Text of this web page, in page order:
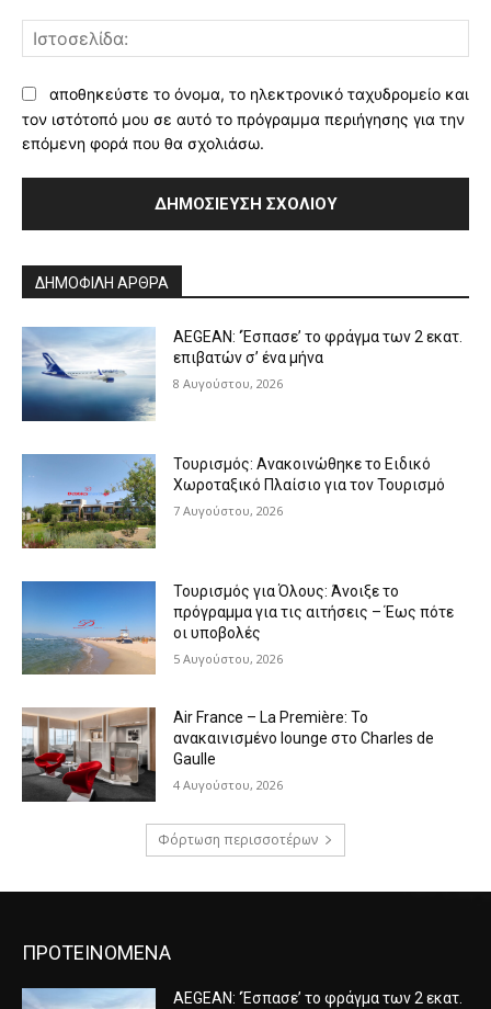
αποθηκεύστε το όνομα, το ηλεκτρονικό ταχυδρομείο και
τον ιστότοπό μου σε αυτό το πρόγραμμα περιήγησης για την
επόμενη φορά που θα σχολιάσω.
ΔΗΜΟΦΙΛΗ ΑΡΘΡΑ
AEGEAN: ‘Έσπασε’ το φράγμα των 2 εκατ.
επιβατών σ’ ένα μήνα
8 Αυγούστου, 2026
Τουρισμός: Ανακοινώθηκε το Ειδικό
Χωροταξικό Πλαίσιο για τον Τουρισμό
7 Αυγούστου, 2026
Τουρισμός για Όλους: Άνοιξε το
πρόγραμμα για τις αιτήσεις – Έως πότε
οι υποβολές
5 Αυγούστου, 2026
Air France – La Première: Το
ανακαινισμένο lounge στο Charles de
Gaulle
4 Αυγούστου, 2026
Φόρτωση περισσοτέρων
ΠΡΟΤΕΙΝΟΜΕΝΑ
AEGEAN: ‘Έσπασε’ το φράγμα των 2 εκατ.